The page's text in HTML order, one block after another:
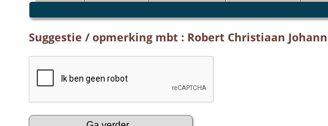
Suggestie / opmerking mbt : Robert Christiaan